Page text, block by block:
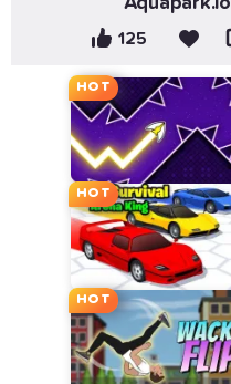
125
HOT
HOT
HOT